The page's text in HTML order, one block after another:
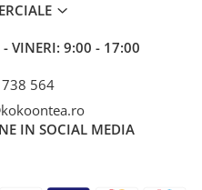
VINERI: 9:00 - 17:00
564
IN SOCIAL MEDIA